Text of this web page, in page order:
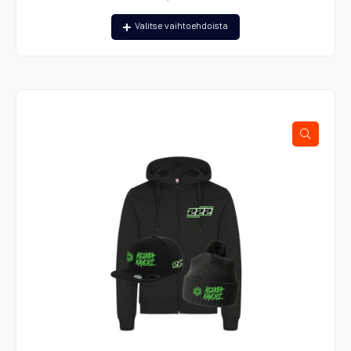
Valitse vaihtoehdoista
Tällä
tuotteella